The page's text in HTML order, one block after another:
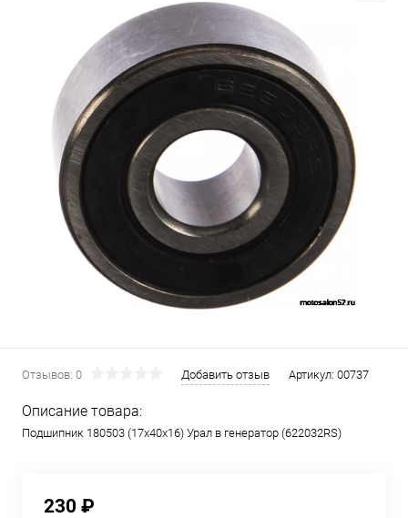
Отзывов: 0 Добавить отзыв Артикул: 00737
Описание товара:
Подшипник 180503 (17x40x16) Урал в генератор (622032RS)
230 ₽